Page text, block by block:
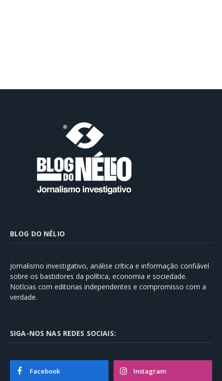
BLOG DO NÉLIO
Jornalismo investigativo, análise crítica e informação confiável
sobre os bastidores da política, economia e sociedade.
Notícias com editorias independentes e compromisso com a
verdade.
SIGA-NOS NAS REDES SOCIAIS:
Facebook Instagram